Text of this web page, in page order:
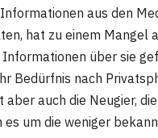
aus den
hat zu einem Mangel
über sie
Bedürfnis nach
auch die Neugier,
es um die weniger